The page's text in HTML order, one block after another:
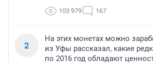
103 979 167
2
На этих монетах можно
из Уфы рассказал, какие
по 2016 год обладают